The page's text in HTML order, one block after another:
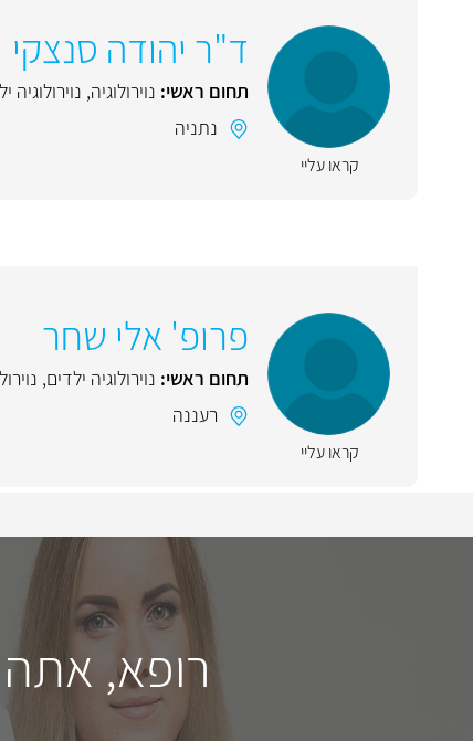
קראו עליי
ד"ר יהודה סנצקי
תחום ראשי: נוירולוגיה, נוירולוגיה
נתניה
קראו עליי
פרופ' אלי שחר
תחום ראשי: נוירולוגיה ילדים,
רעננה
רופא,